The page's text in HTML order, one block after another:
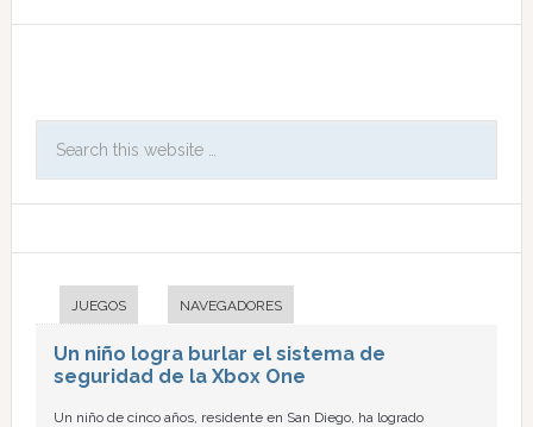
JUEGOS NAVEGADORES
Un niño logra burlar el sistema de
seguridad de la Xbox One
Un niño de cinco años, residente en San Diego, ha logrado